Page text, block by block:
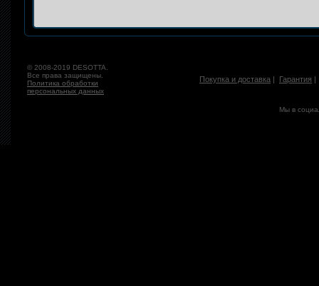
© 2008-2019 DESOTTA.
Все права защищены.
Политика обработки
персональных данных
Покупка и доставка | Гарантия
Мы в